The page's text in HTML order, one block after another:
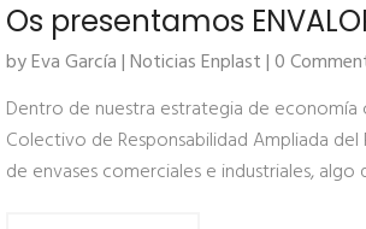
Os presentamos
by Eva García |Noticias Enplast| 0
Dentro de nuestra estrategia de
Colectivo de Responsabilidad Ampliada
de envases comerciales e industriales,